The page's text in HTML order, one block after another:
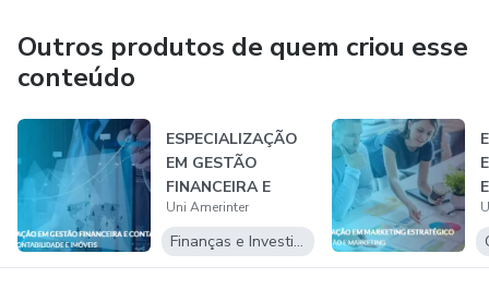
Outros produtos de quem criou esse
conteúdo
ESPECIALIZAÇÃO
EM GESTÃO
FINANCEIRA E
CONTÁBIL COM
CERTIFICA...
Uni Amerinter
Finanças e Investimentos